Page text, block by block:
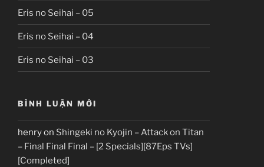
Eris no Seihai – 05
Eris no Seihai – 04
Eris no Seihai – 03
BÌNH LUẬN MỚI
henryon Shingeki no Kyojin – Attack on Titan
– Final Final Final – [2 Specials][87Eps TVs]
[Completed]